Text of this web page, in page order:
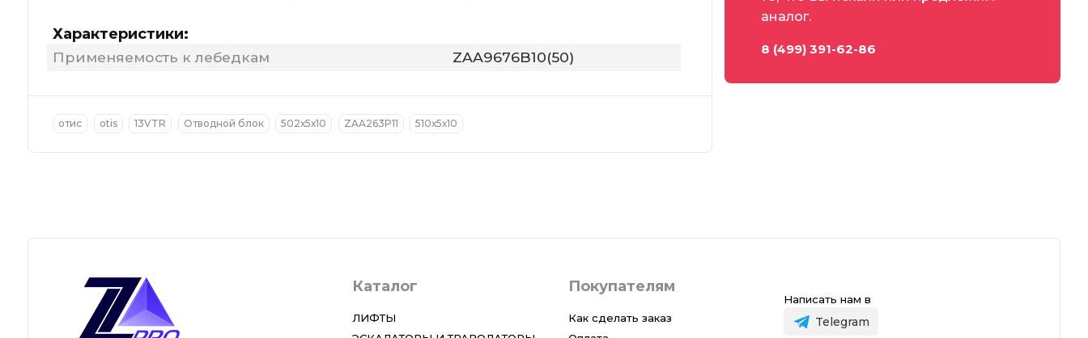
Характеристики:
Применяемость к лебедкам ZAA9676B10(50)
отис otis 13VTR Отводной блок 502х5х10 ZAA263P11 510х5х10
аналог.
8 (499) 391-62-86
Каталог
ЛИФТЫ
Покупателям
Как сделать заказ
Написать нам в
Telegram